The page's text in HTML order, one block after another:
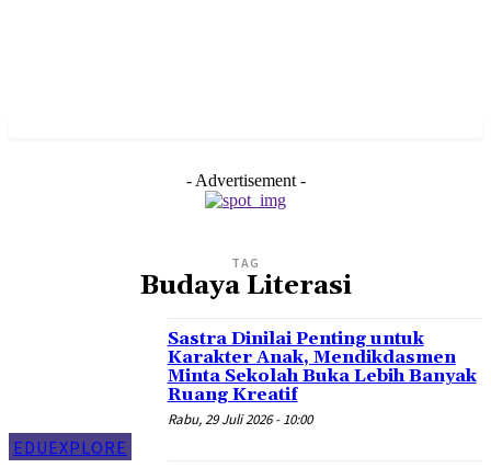
- Advertisement -
TAG
Budaya Literasi
EDUEXPLORE
Sastra Dinilai Penting untuk
Karakter Anak, Mendikdasmen
Minta Sekolah Buka Lebih Banyak
Ruang Kreatif
Rabu, 29 Juli 2026 - 10:00